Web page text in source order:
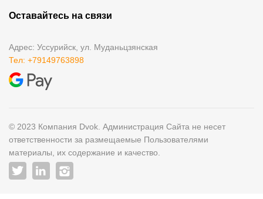
Оставайтесь на связи
Адрес: Уссурийск, ул. Муданьцзянская
Тел: +79149763898
© 2023 Компания Dvok. Администрация Сайта не несет
ответственности за размещаемые Пользователями
материалы, их содержание и качество.